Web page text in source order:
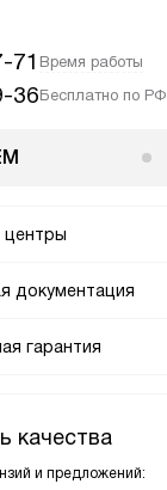
71 Время работы
36Бесплатно по РФ
центры
документация
гарантия
качества
и предложений: